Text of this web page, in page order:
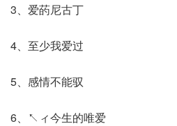
3、爱菂尼古丁
4、至少我爱过
5、感情不能驭
6、↖ィ今生的唯爱